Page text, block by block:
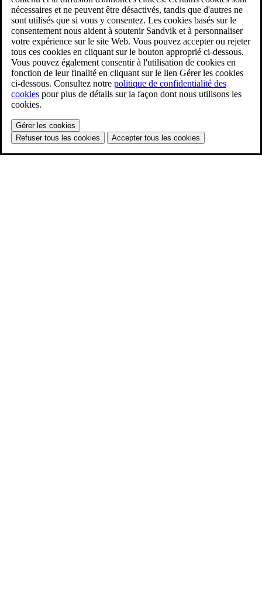
nécessaires et ne peuvent être désactivés, tandis que d'autres ne
sont utilisés que si vous y consentez. Les cookies basés sur le
consentement nous aident à soutenir Sandvik et à personnaliser
votre expérience sur le site Web. Vous pouvez accepter ou rejeter
tous ces cookies en cliquant sur le bouton approprié ci-dessous.
Vous pouvez également consentir à l'utilisation de cookies en
fonction de leur finalité en cliquant sur le lien Gérer les cookies
ci-dessous. Consultez notre politique de confidentialité des
cookies pour plus de détails sur la façon dont nous utilisons les
cookies.
Gérer les cookies
Refuser tous les cookies
Accepter tous les cookies